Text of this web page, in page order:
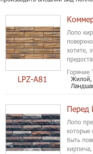
LPZ-A81
Лопо
хотите,
Горячие
Жилой,
Перед
Лопо
которые
быть